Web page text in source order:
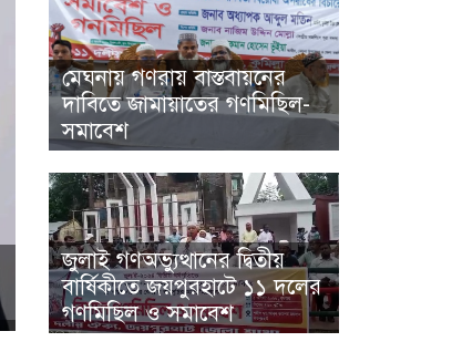
মেঘনায় গণরায় বাস্তবায়নের
দাবিতে জামায়াতের গণমিছিল-
সমাবেশ
জুলাই গণঅভ্যুত্থানের দ্বিতীয়
বার্ষিকীতে জয়পুরহাটে ১১ দলের
গণমিছিল ও সমাবেশ